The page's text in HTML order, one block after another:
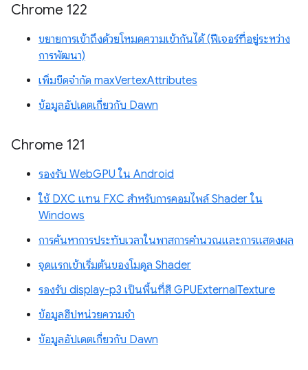
Chrome 122
ขยายการเข้าถึงด้วยโหมดความเข้ากันได้ (ฟีเจอร์ที่อยู่ระหว่าง
การพัฒนา)
เพิ่มขีดจำกัด maxVertexAttributes
ข้อมูลอัปเดตเกี่ยวกับ Dawn
Chrome 121
รองรับ WebGPU ใน Android
ใช้ DXC แทน FXC สำหรับการคอมไพล์ Shader ใน
Windows
การค้นหาการประทับเวลาในพาสการคำนวณและการแสดงผล
จุดแรกเข้าเริ่มต้นของโมดูล Shader
รองรับ display-p3 เป็นพื้นที่สี GPUExternalTexture
ข้อมูลฮีปหน่วยความจำ
ข้อมูลอัปเดตเกี่ยวกับ Dawn